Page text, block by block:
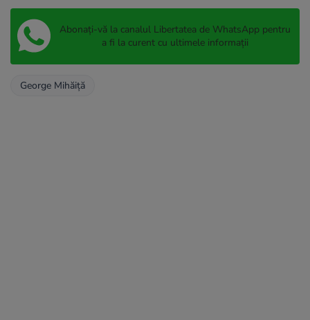
Abonați-vă la canalul Libertatea de WhatsApp pentru
a fi la curent cu ultimele informații
George Mihăiță